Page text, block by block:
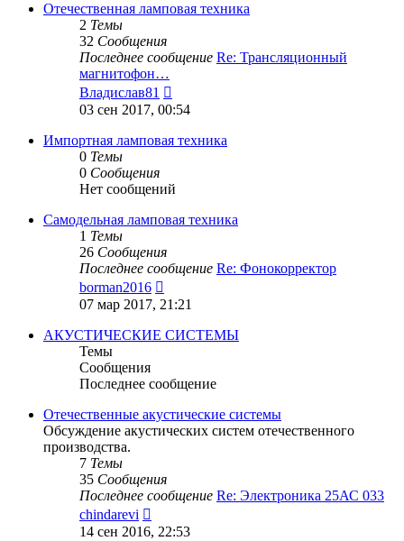
Отечественная ламповая техника
2 Темы
32 Сообщения
Последнее сообщение Re: Трансляционный
магнитофон…
Владислав81
к
сообщению
03 сен 2017, 00:54
Импортная ламповая техника
0 Темы
0 Сообщения
Нет сообщений
Самодельная ламповая техника
1 Темы
26 Сообщения
Последнее сообщение Re: Фонокорректор
borman2016
к
сообщению
07 мар 2017, 21:21
АКУСТИЧЕСКИЕ СИСТЕМЫ
Темы
Сообщения
Последнее сообщение
Отечественные акустические системы
Обсуждение акустических систем отечественного
производства.
7 Темы
35 Сообщения
Последнее сообщение Re: Электроника 25АС 033
chindarevi
14 сен 2016, 22:53